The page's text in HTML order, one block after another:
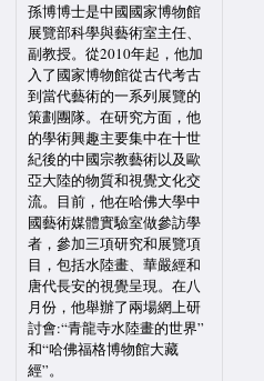
孫博博士是中國國家博物館
展覽部科學與藝術室主任、
副教授。從2010年起，他加
入了國家博物館從古代考古
到當代藝術的一系列展覽的
策劃團隊。在研究方面，他
的學術興趣主要集中在十世
紀後的中國宗教藝術以及歐
亞大陸的物質和視覺文化交
流。目前，他在哈佛大學中
國藝術媒體實驗室做參訪學
者，參加三項研究和展覽項
目，包括水陸畫、華嚴經和
唐代長安的視覺呈現。在八
月份，他舉辦了兩場網上研
討會:“青龍寺水陸畫的世界”
和“哈佛福格博物館大藏
經”。